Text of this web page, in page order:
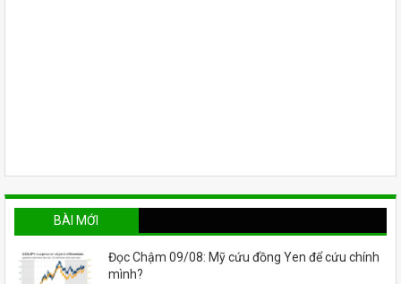
BÀI MỚI
Đọc Chậm 09/08: Mỹ cứu đồng Yen để cứu chính
mình?